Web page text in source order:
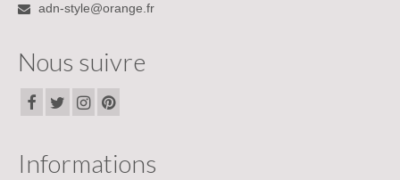
adn-style@orange.fr
Nous suivre
Informations